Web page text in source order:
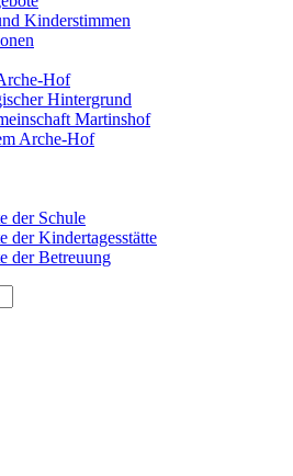
Kinderstimmen
Hof
Hintergrund
Martinshof
Arche-Hof
der Schule
der Kindertagesstätte
der Betreuung